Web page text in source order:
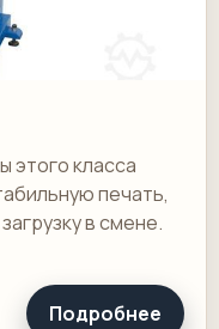
этого класса
печать,
в смене.
Подробнее